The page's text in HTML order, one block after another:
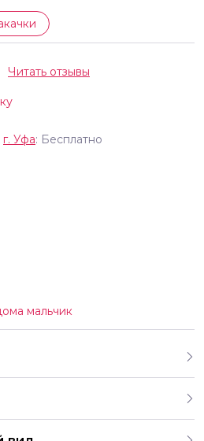
г. Уфа: Бесплатно
Читать отзывы
мальчик